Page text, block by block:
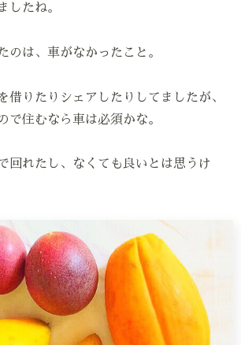
したね。
のは、車がなかったこと。
借りたりシェアしたりしてましたが、
で住むなら車は必須かな。
回れたし、なくても良いとは思うけ